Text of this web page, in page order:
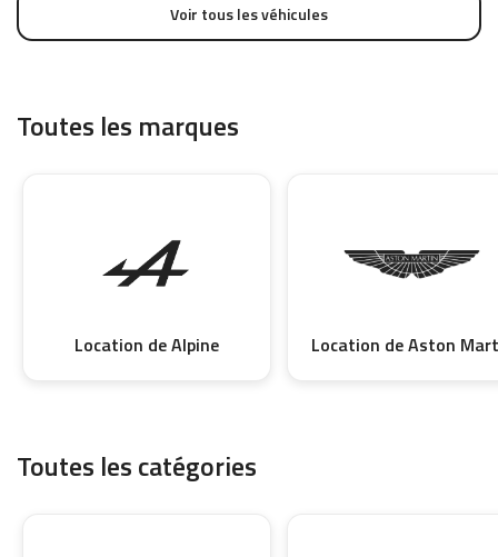
Voir tous les véhicules
Toutes les marques
Location de Alpine Location de Aston
Toutes les catégories